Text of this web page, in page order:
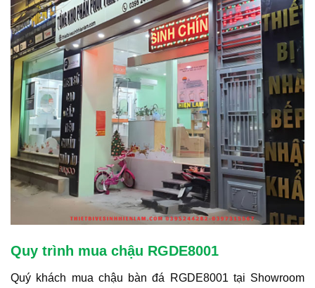
Quy trình mua chậu RGDE8001
Quý khách mua chậu bàn đá RGDE8001 tại Showroom